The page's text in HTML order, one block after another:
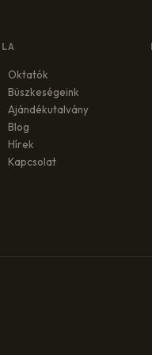
Oktatók
Büszkeségeink
Ajándékutalvány
Blog
Hírek
Kapcsolat